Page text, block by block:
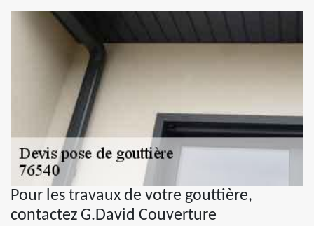
Pour les travaux de votre gouttière,
contactez G.David Couverture